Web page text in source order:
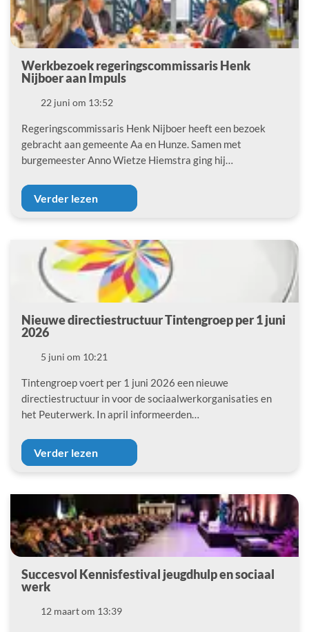
Werkbezoek regeringscommissaris Henk
Nijboer aan Impuls
Datum22 juni om 13:52
Regeringscommissaris Henk Nijboer heeft een bezoek
gebracht aan gemeente Aa en Hunze. Samen met
burgemeester Anno Wietze Hiemstra ging hij…
Verder lezen
Nieuwe directiestructuur Tintengroep per 1 juni
2026
Datum5 juni om 10:21
Tintengroep voert per 1 juni 2026 een nieuwe
directiestructuur in voor de sociaalwerkorganisaties en
het Peuterwerk. In april informeerden…
Verder lezen
Succesvol Kennisfestival jeugdhulp en sociaal
werk
Datum12 maart om 13:39